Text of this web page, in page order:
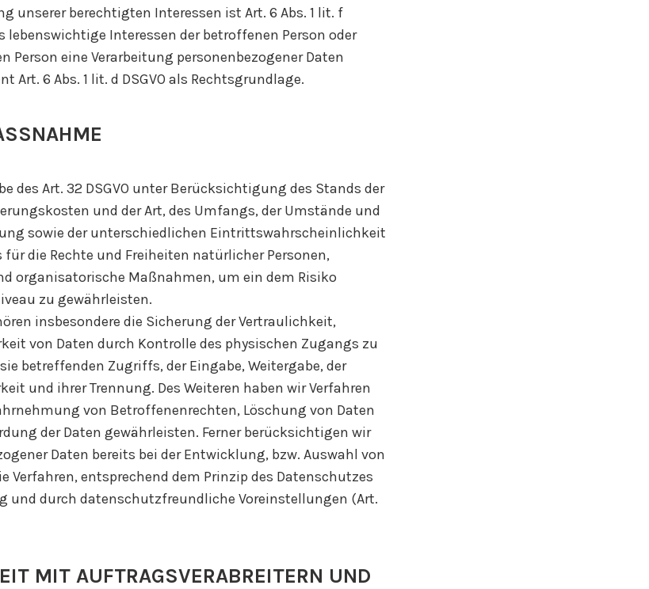
unserer berechtigten Interessen ist Art. 6 Abs. 1 lit. f
lebenswichtige Interessen der betroffenen Person oder
Person eine Verarbeitung personenbezogener Daten
Art. 6 Abs. 1 lit. d DSGVO als Rechtsgrundlage.
des Art. 32 DSGVO unter Berücksichtigung des Stands der
und der Art, des Umfangs, der Umstände und
sowie der unterschiedlichen Eintrittswahrscheinlichkeit
für die Rechte und Freiheiten natürlicher Personen,
organisatorische Maßnahmen, um ein dem Risiko
zu gewährleisten.
insbesondere die Sicherung der Vertraulichkeit,
von Daten durch Kontrolle des physischen Zugangs zu
betreffenden Zugriffs, der Eingabe, Weitergabe, der
und ihrer Trennung. Des Weiteren haben wir Verfahren
von Betroffenenrechten, Löschung von Daten
der Daten gewährleisten. Ferner berücksichtigen wir
Daten bereits bei der Entwicklung, bzw. Auswahl von
Verfahren, entsprechend dem Prinzip des Datenschutzes
und durch datenschutzfreundliche Voreinstellungen (Art.
MIT AUFTRAGSVERABREITERN UND